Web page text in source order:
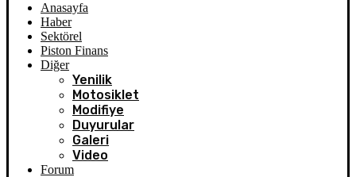
Anasayfa
Haber
Sektörel
Piston Finans
Diğer
Yenilik
Motosiklet
Modifiye
Duyurular
Galeri
Video
Forum